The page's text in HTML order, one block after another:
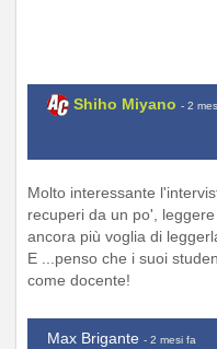
Shiho Miyano - 2
Molto interessante
recuperi da un po',
ancora più voglia di
E ...penso che i suoi
come docente!
Max Brigante - 2 mesi fa